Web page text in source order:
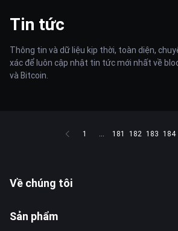
Tin tức
Thông tin và dữ liệu kịp thời, toàn diện,
xác để luôn cập nhật tin tức mới nhất về
và Bitcoin.
1 ... 181 182 183 184
Về chúng tôi
Sản phẩm